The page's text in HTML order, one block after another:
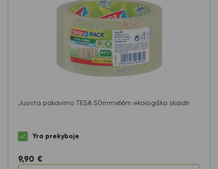
Juosta pakavimo TESA 50mmx66m ekologiška skaidri
Yra prekyboje
9,90 €